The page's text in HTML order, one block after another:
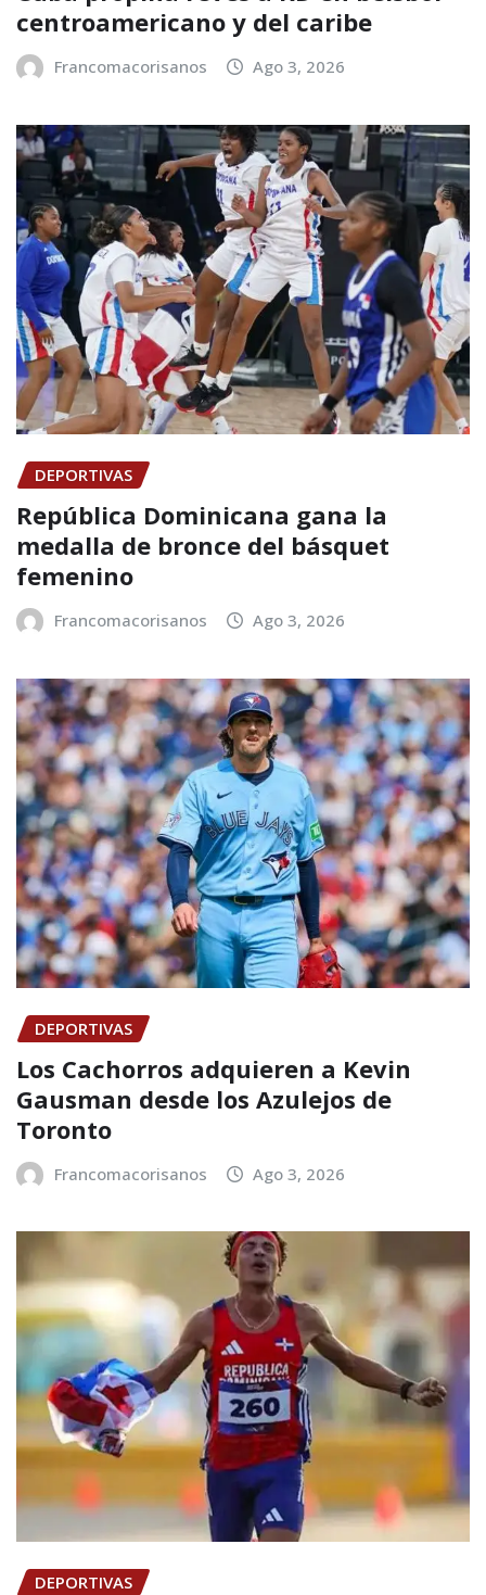
centroamericano y del caribe
Francomacorisanos Ago 3, 2026
DEPORTIVAS
República Dominicana gana la
medalla de bronce del básquet
femenino
Francomacorisanos Ago 3, 2026
DEPORTIVAS
Los Cachorros adquieren a Kevin
Gausman desde los Azulejos de
Toronto
Francomacorisanos Ago 3, 2026
DEPORTIVAS